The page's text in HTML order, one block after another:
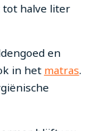
tot halve liter
en
in het matras.